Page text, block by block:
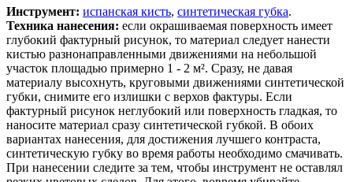
Инструмент: испанская кисть, синтетическая губка.
Техника нанесения: если окрашиваемая поверхность имеет
глубокий фактурный рисунок, то материал следует нанести
кистью разнонаправленными движениями на небольшой
участок площадью примерно 1 - 2 м². Сразу, не давая
материалу высохнуть, круговыми движениями синтетической
губки, снимите его излишки с верхов фактуры. Если
фактурный рисунок неглубокий или поверхность гладкая, то
наносите материал сразу синтетической губкой. В обоих
вариантах нанесения, для достижения лучшего контраста,
синтетическую губку во время работы необходимо смачивать.
При нанесении следите за тем, чтобы инструмент не оставлял